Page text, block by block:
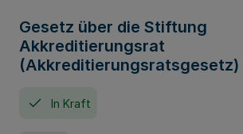
Gesetz über die Stiftung
Akkreditierungsrat
(Akkreditierungsratsgesetz)
In Kraft